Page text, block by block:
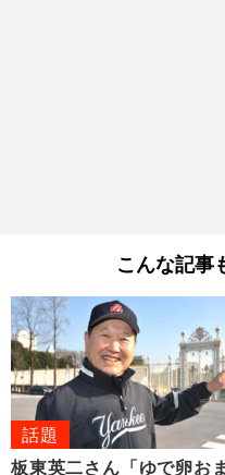
こんな記事
話題
板東英二さん「ゆで卵おま